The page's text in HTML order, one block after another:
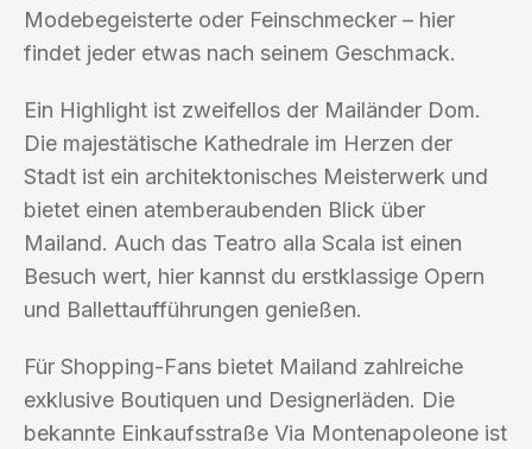
Modebegeisterte oder Feinschmecker – hier
findet jeder etwas nach seinem Geschmack.
Ein Highlight ist zweifellos der Mailänder Dom.
Die majestätische Kathedrale im Herzen der
Stadt ist ein architektonisches Meisterwerk und
bietet einen atemberaubenden Blick über
Mailand. Auch das Teatro alla Scala ist einen
Besuch wert, hier kannst du erstklassige Opern
und Ballettaufführungen genießen.
Für Shopping-Fans bietet Mailand zahlreiche
exklusive Boutiquen und Designerläden. Die
bekannte Einkaufsstraße Via Montenapoleone ist